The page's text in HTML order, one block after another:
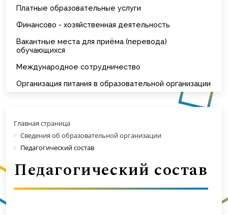
Платные образовательные услуги
Финансово - хозяйственная деятельность
Вакантные места для приёма (перевода)
обучающихся
Международное сотрудничество
Организация питания в образовательной организации
Главная страница
Сведения об образовательной организации
Педагогический состав
Педагогический состав